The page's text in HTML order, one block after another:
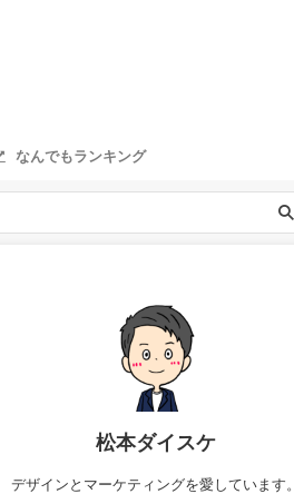
なんでもランキング
松本ダイスケ
デザインとマーケティングを愛しています。